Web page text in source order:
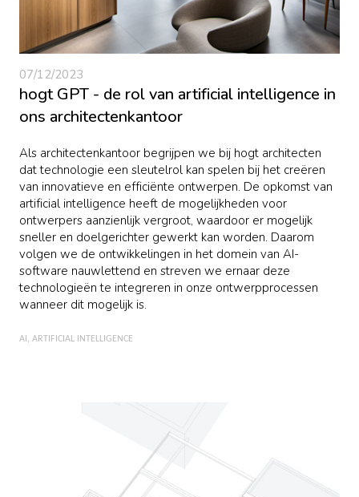
07/12/2023
hogt GPT - de rol van artificial intelligence in
ons architectenkantoor
Als architectenkantoor begrijpen we bij hogt architecten
dat technologie een sleutelrol kan spelen bij het creëren
van innovatieve en efficiënte ontwerpen. De opkomst van
artificial intelligence heeft de mogelijkheden voor
ontwerpers aanzienlijk vergroot, waardoor er mogelijk
sneller en doelgerichter gewerkt kan worden. Daarom
volgen we de ontwikkelingen in het domein van AI-
software nauwlettend en streven we ernaar deze
technologieën te integreren in onze ontwerpprocessen
wanneer dit mogelijk is.
AI ARTIFICIAL INTELLIGENCE